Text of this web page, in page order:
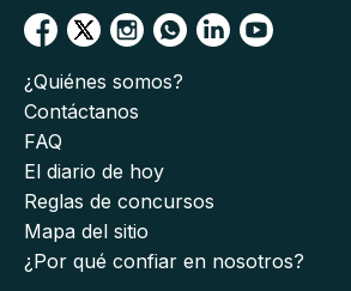
¿Quiénes somos?
Contáctanos
FAQ
El diario de hoy
Reglas de concursos
Mapa del sitio
¿Por qué confiar en nosotros?